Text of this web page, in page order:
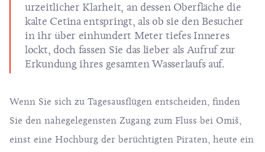
urzeitlicher Klarheit, an dessen Oberfläche die
kalte Cetina entspringt, als ob sie den Besucher
in ihr über einhundert Meter tiefes Inneres
lockt, doch fassen Sie das lieber als Aufruf zur
Erkundung ihres gesamten Wasserlaufs auf.
Wenn Sie sich zu Tagesausflügen entscheiden, finden
Sie den nahegelegensten Zugang zum Fluss bei Omiš,
einst eine Hochburg der berüchtigten Piraten, heute ein